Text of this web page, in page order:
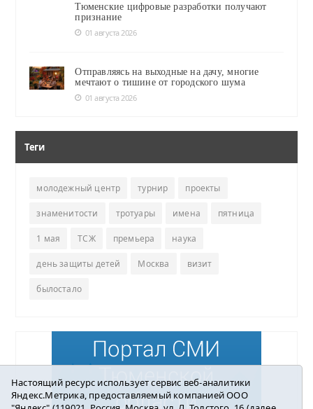
Тюменские цифровые разработки получают
признание
01 августа 2026
Отправляясь на выходные на дачу, многие
мечтают о тишине от городского шума
01 августа 2026
Теги
молодежный центр турнир проекты
знаменитости тротуары имена пятница
1 мая ТСЖ премьера наука
день защиты детей Москва визит
былостало
Настоящий ресурс использует сервис веб-аналитики
Яндекс.Метрика, предоставляемый компанией ООО